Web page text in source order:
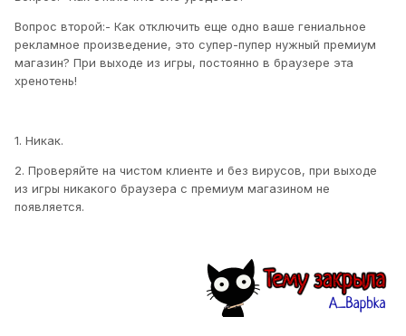
Вопрос второй:- Как отключить еще одно ваше гениальное
рекламное произведение, это супер-пупер нужный премиум
магазин? При выходе из игры, постоянно в браузере эта
хренотень!
1. Никак.
2. Проверяйте на чистом клиенте и без вирусов, при выходе
из игры никакого браузера с премиум магазином не
появляется.